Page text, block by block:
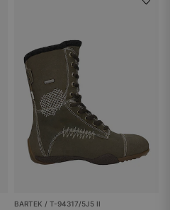
BARTEK / T-94317/5J5 II